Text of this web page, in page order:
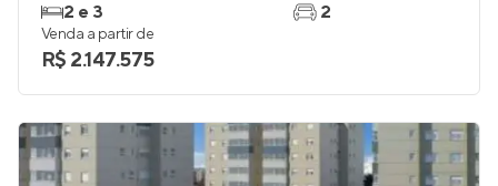
2 e 3
2
Venda a partir de
R$ 2.147.575